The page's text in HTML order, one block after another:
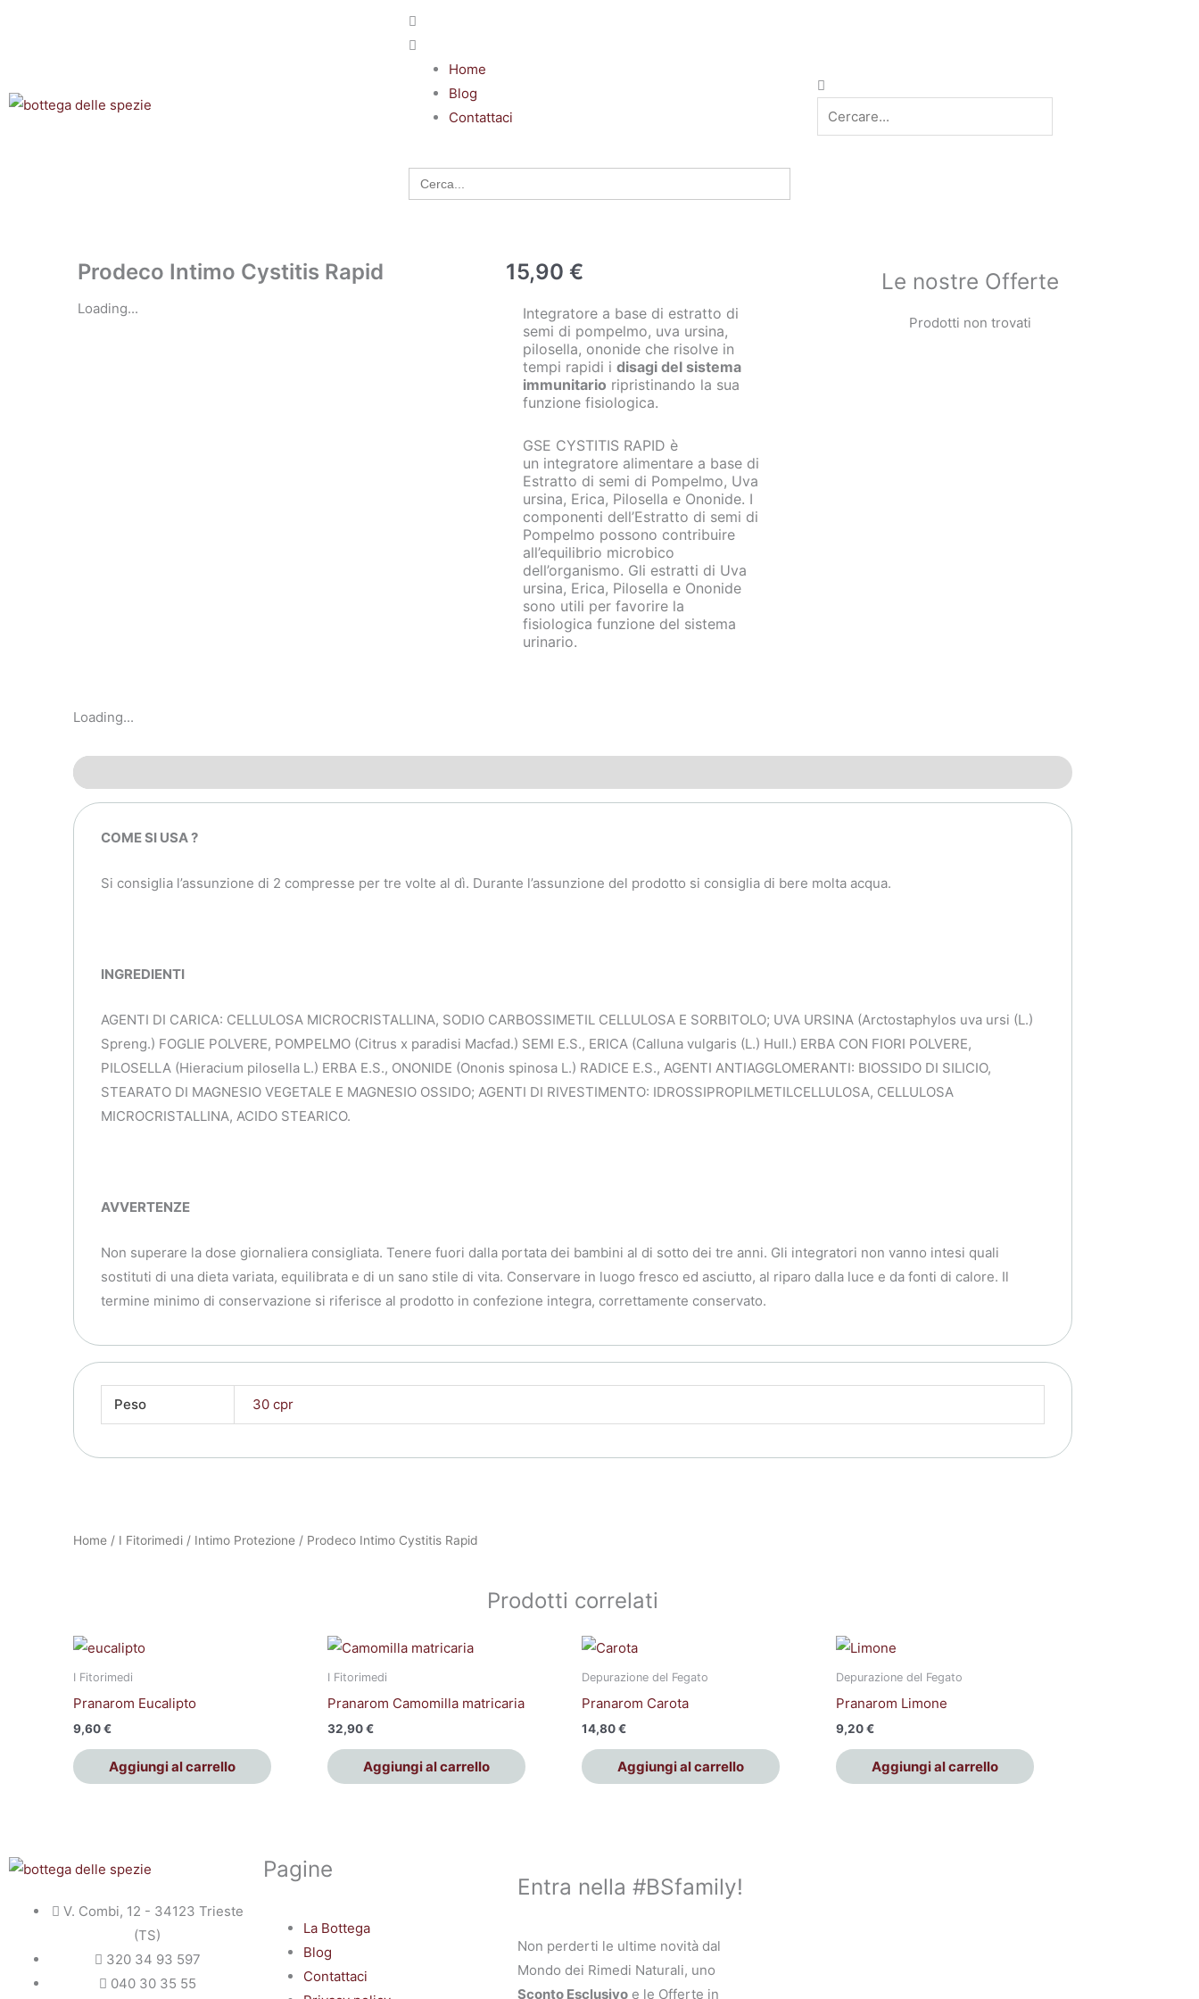
Home
Blog
Contattaci
Search
for:
Cerca
Prodeco Intimo Cystitis Rapid
Loading...
15,90 €
Integratore a base di estratto di
semi di pompelmo, uva ursina,
pilosella, ononide che risolve in
tempi rapidi i disagi del sistema
immunitario ripristinando la sua
funzione fisiologica.
GSE CYSTITIS RAPID è
un integratore alimentare a base di
Estratto di semi di Pompelmo, Uva
ursina, Erica, Pilosella e Ononide. I
componenti dell’Estratto di semi di
Pompelmo possono contribuire
all’equilibrio microbico
dell’organismo. Gli estratti di Uva
ursina, Erica, Pilosella e Ononide
sono utili per favorire la
fisiologica funzione del sistema
urinario.
Le nostre Offerte
Prodotti non trovati
Loading...
COME SI USA ?
Si consiglia l’assunzione di 2 compresse per tre volte al dì. Durante l’assunzione del prodotto si consiglia di bere molta acqua.
INGREDIENTI
AGENTI DI CARICA: CELLULOSA MICROCRISTALLINA, SODIO CARBOSSIMETIL CELLULOSA E SORBITOLO; UVA URSINA (Arctostaphylos uva ursi (L.)
Spreng.) FOGLIE POLVERE, POMPELMO (Citrus x paradisi Macfad.) SEMI E.S., ERICA (Calluna vulgaris (L.) Hull.) ERBA CON FIORI POLVERE,
PILOSELLA (Hieracium pilosella L.) ERBA E.S., ONONIDE (Ononis spinosa L.) RADICE E.S., AGENTI ANTIAGGLOMERANTI: BIOSSIDO DI SILICIO,
STEARATO DI MAGNESIO VEGETALE E MAGNESIO OSSIDO; AGENTI DI RIVESTIMENTO: IDROSSIPROPILMETILCELLULOSA, CELLULOSA
MICROCRISTALLINA, ACIDO STEARICO.
AVVERTENZE
Non superare la dose giornaliera consigliata. Tenere fuori dalla portata dei bambini al di sotto dei tre anni. Gli integratori non vanno intesi quali
sostituti di una dieta variata, equilibrata e di un sano stile di vita. Conservare in luogo fresco ed asciutto, al riparo dalla luce e da fonti di calore. Il
termine minimo di conservazione si riferisce al prodotto in confezione integra, correttamente conservato.
Peso 30 cpr
Home / I Fitorimedi / Intimo Protezione / Prodeco Intimo Cystitis Rapid
Prodotti correlati
I Fitorimedi
Pranarom Eucalipto
9,60€
Aggiungi al carrello
I Fitorimedi
Pranarom Camomilla matricaria
32,90€
Aggiungi al carrello
Depurazione del Fegato
Pranarom Carota
14,80€
Aggiungi al carrello
Depurazione del Fegato
Pranarom Limone
9,20€
Aggiungi al carrello
V. Combi, 12 - 34123 Trieste
(TS)
320 34 93 597
040 30 35 55
Pagine
La Bottega
Blog
Contattaci
Entra nella #BSfamily!
Non perderti le ultime novità dal
Mondo dei Rimedi Naturali, uno
Sconto Esclusivo e le Offerte in